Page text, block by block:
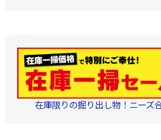
在庫限りの掘り出し物！ニーズ